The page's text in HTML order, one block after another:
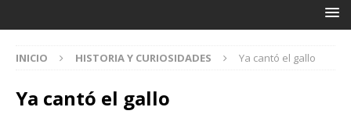
INICIO HISTORIA Y CURIOSIDADES Ya cantó el gallo
Ya cantó el gallo